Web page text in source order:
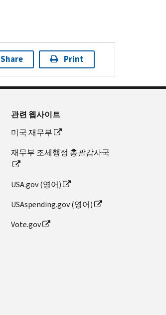
Share Print
관련 웹사이트
미국 재무부
재무부 조세행정 총괄감사국
USA.gov (영어)
USAspending.gov (영어)
Vote.gov